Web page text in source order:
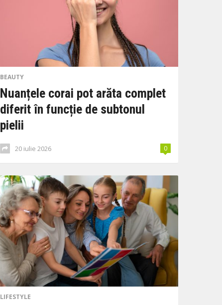
BEAUTY
Nuanțele corai pot arăta complet
diferit în funcție de subtonul
pielii
20 iulie 2026 0
LIFESTYLE